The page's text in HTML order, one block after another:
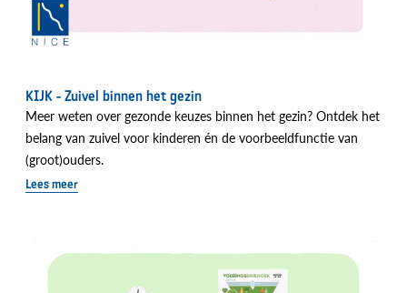
KIJK - Zuivel binnen het gezin
Meer weten over gezonde keuzes binnen het gezin? Ontdek het
belang van zuivel voor kinderen én de voorbeeldfunctie van
(groot)ouders.
Lees meer